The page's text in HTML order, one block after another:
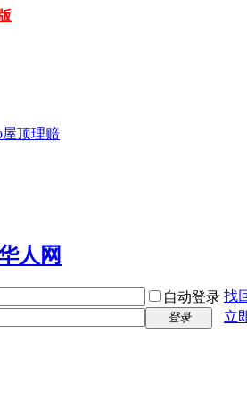
自动登录 找
登录
立